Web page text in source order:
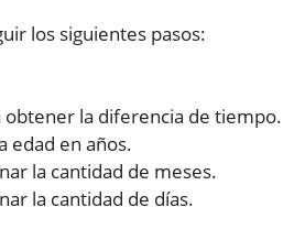
los siguientes pasos:
obtener la diferencia de tiempo.
edad en años.
la cantidad de meses.
la cantidad de días.